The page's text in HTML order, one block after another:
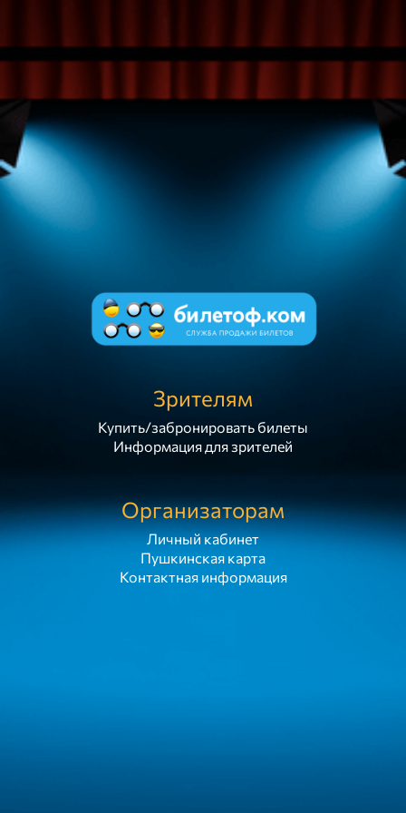
Зрителям
Купить/забронировать билеты
Информация для зрителей
Организаторам
Личный кабинет
Пушкинская карта
Контактная информация